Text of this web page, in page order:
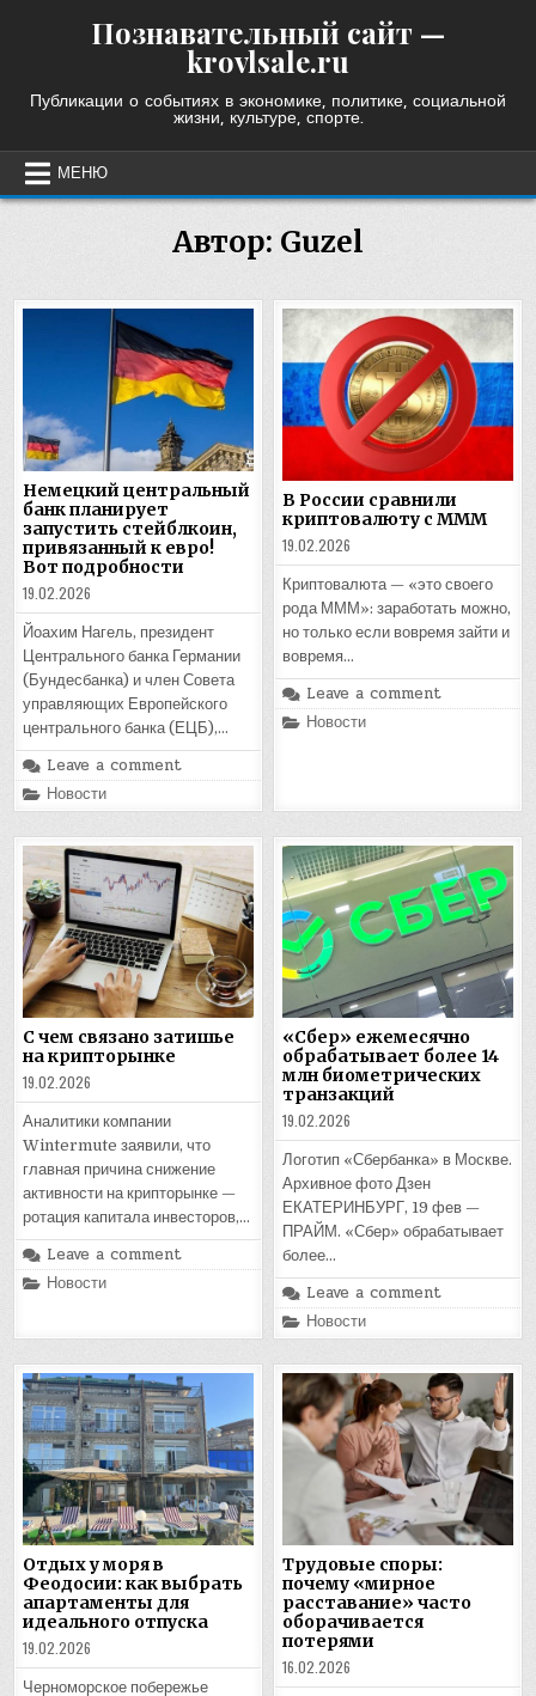
Познавательный сайт —
krovlsale.ru
Публикации о событиях в экономике, политике, социальной
жизни, культуре, спорте.
МЕНЮ
Автор: Guzel
Немецкий центральный
банк планирует
запустить стейблкоин,
привязанный к евро!
Вот подробности
19.02.2026
Йоахим Нагель, президент
Центрального банка Германии
(Бундесбанка) и член Совета
управляющих Европейского
центрального банка (ЕЦБ),…
Leave a comment
Posted
in
Новости
В России сравнили
криптовалюту с МММ
19.02.2026
Криптовалюта — «это своего
рода МММ»: заработать можно,
но только если вовремя зайти и
вовремя…
Leave a comment
Posted
Новости
С чем связано затишье
на крипторынке
19.02.2026
Аналитики компании
Wintermute заявили, что
главная причина снижение
активности на крипторынке —
ротация капитала инвесторов,…
Leave a comment
Posted
Новости
«Сбер» ежемесячно
обрабатывает более 14
млн биометрических
транзакций
19.02.2026
Логотип «Сбербанка» в Москве.
Архивное фото Дзен
ЕКАТЕРИНБУРГ, 19 фев —
ПРАЙМ. «Сбер» обрабатывает
более…
Leave a comment
Posted
in
Новости
Отдых у моря в
Феодосии: как выбрать
апартаменты для
идеального отпуска
19.02.2026
Черноморское побережье
Трудовые споры:
почему «мирное
расставание» часто
оборачивается
потерями
16.02.2026